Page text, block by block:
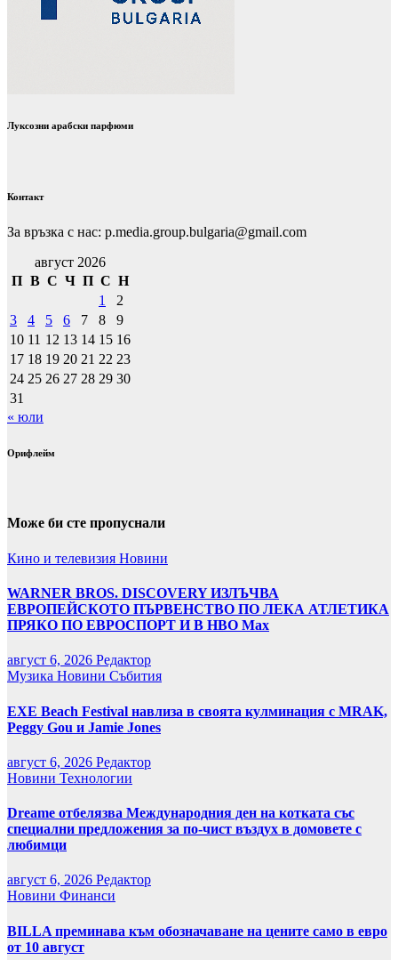
Луксозни арабски парфюми
Контакт
За връзка с нас: p.media.group.bulgaria@gmail.com
август 2026
П В С Ч П С Н
1
2
3
4 5 6 7 8
9
10 11 12 13 14 15 16
17 18 19 20 21 22 23
24 25 26 27 28 29 30
31
« юли
Орифлейм
Може би сте пропуснали
Кино и телевизия Новини
WARNER BROS. DISCOVERY ИЗЛЪЧВА
ЕВРОПЕЙСКОТО ПЪРВЕНСТВО ПО ЛЕКА АТЛЕТИКА
ПРЯКО ПО ЕВРОСПОРТ И В НВО Мах
август 6, 2026 Редактор
Музика Новини Събития
EXE Beach Festival навлиза в своята кулминация с MRAK,
Peggy Gou и Jamie Jones
август 6, 2026 Редактор
Новини Технологии
Dreame отбелязва Международния ден на котката със
специални предложения за по-чист въздух в домовете с
любимци
август 6, 2026 Редактор
Новини Финанси
BILLA преминава към обозначаване на цените само в евро
от 10 август